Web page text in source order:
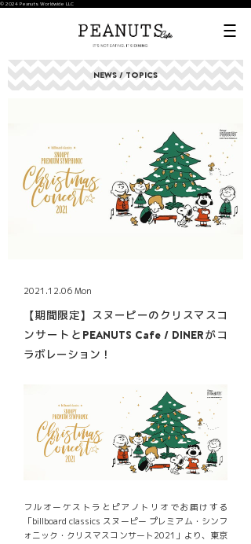
© 2024 Peanuts Worldwide LLC
NEWS / TOPICS
2021.12.06 Mon
【期間限定】スヌーピーのクリスマスコ
ンサートとPEANUTS Cafe / DINERがコ
ラボレーション！
フルオーケストラとピアノトリオでお届けする
「billboard classics スヌーピー プレミアム・シンフ
ォニック・クリスマスコンサート2021」より、東京